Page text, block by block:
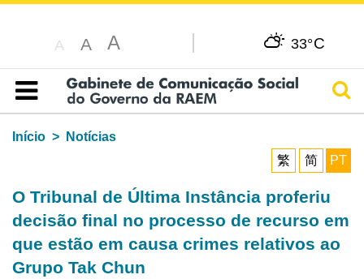
A A A 33°C
Índice
Início
Notícias
繁
简 PT
O Tribunal de Última Instância proferiu
decisão final no processo de recurso em
que estão em causa crimes relativos ao
Grupo Tak Chun